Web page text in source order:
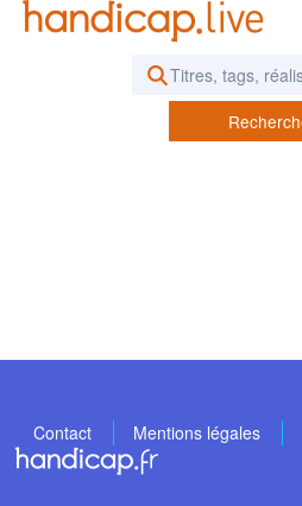
Contact Mentions légales